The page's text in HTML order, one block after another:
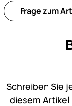
Frage zum
Schreiben Sie
diesem Artikel